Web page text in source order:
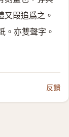
叚追爲之。
。亦雙聲字。
反饋